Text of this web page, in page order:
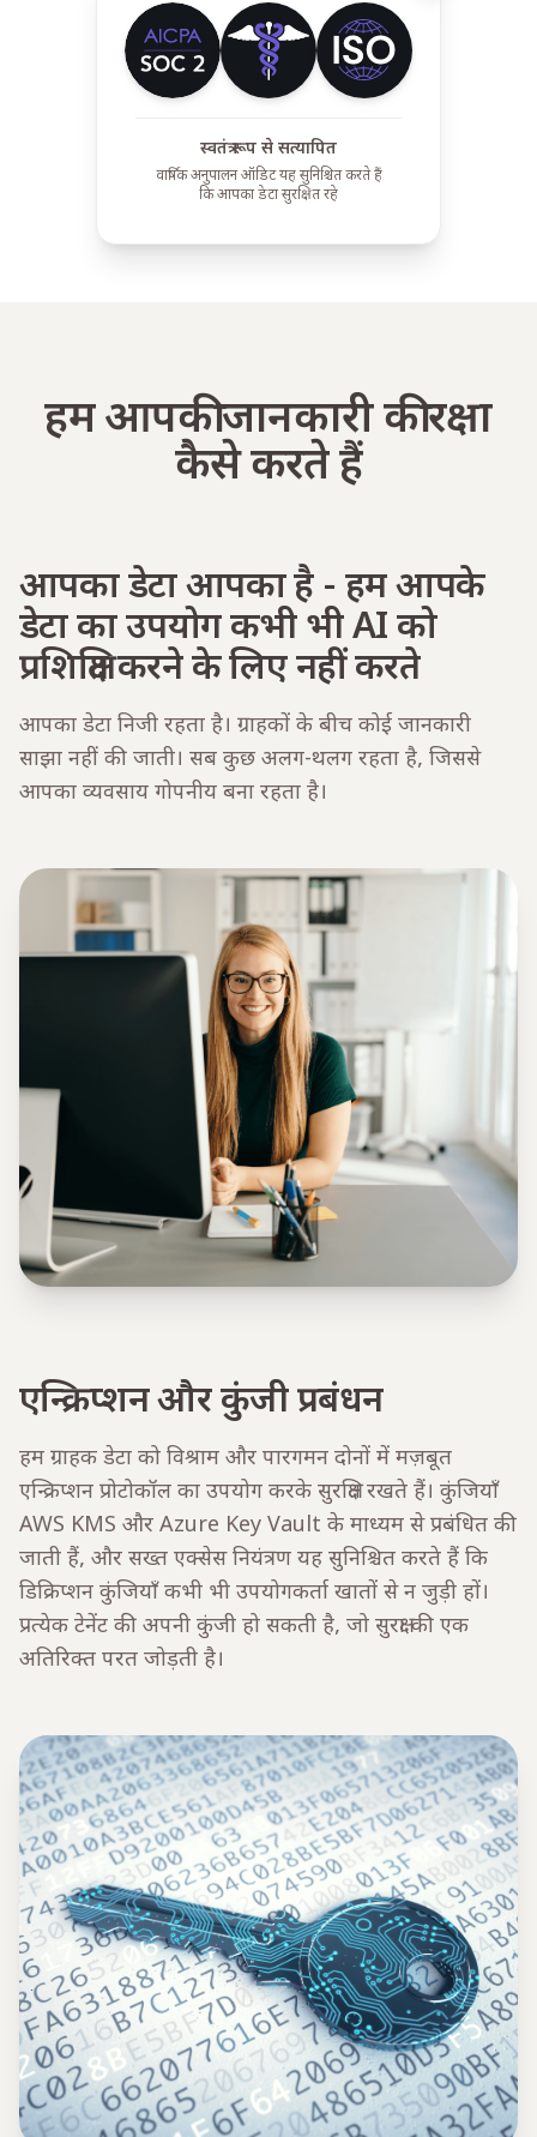
स्वतंत्र रूप से सत्यापित
वार्षिक अनुपालन ऑडिट यह सुनिश्चित करते हैं
कि आपका डेटा सुरक्षित रहे
हम आपकी जानकारी की रक्षा
कैसे करते हैं
आपका डेटा आपका है - हम आपके
डेटा का उपयोग कभी भी AI को
प्रशिक्षित करने के लिए नहीं करते
आपका डेटा निजी रहता है। ग्राहकों के बीच कोई जानकारी
साझा नहीं की जाती। सब कुछ अलग-थलग रहता है, जिससे
आपका व्यवसाय गोपनीय बना रहता है।
एन्क्रिप्शन और कुंजी प्रबंधन
हम ग्राहक डेटा को विश्राम और पारगमन दोनों में मज़बूत
एन्क्रिप्शन प्रोटोकॉल का उपयोग करके सुरक्षित रखते हैं। कुंजियाँ
AWS KMS और Azure Key Vault के माध्यम से प्रबंधित की
जाती हैं, और सख्त एक्सेस नियंत्रण यह सुनिश्चित करते हैं कि
डिक्रिप्शन कुंजियाँ कभी भी उपयोगकर्ता खातों से न जुड़ी हों।
प्रत्येक टेनेंट की अपनी कुंजी हो सकती है, जो सुरक्षा की एक
अतिरिक्त परत जोड़ती है।